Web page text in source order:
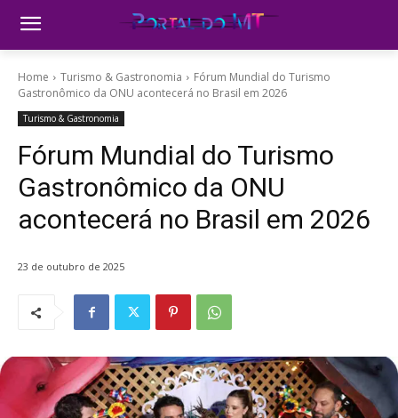
Home Turismo & Gastronomia
Fórum Mundial do Turismo
Gastronômico da ONU acontecerá no Brasil em 2026
Turismo & Gastronomia
Fórum Mundial do Turismo
Gastronômico da ONU
acontecerá no Brasil em 2026
23 de outubro de 2025